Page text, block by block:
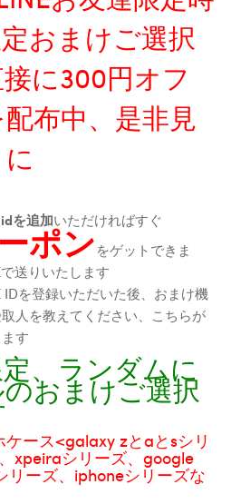
おまけご選択
に300円オフ
布中、是非見
を追加いただければすぐ
ポンをゲットできま
送りいたします
を登録いただいた後、おまけ機
人を教えてください、こちらが
す
、ランダムに
おまけご選択
ース<galaxy zとaとsシリ
xpeiraシリーズ、google
ーズ、iphoneシリーズな